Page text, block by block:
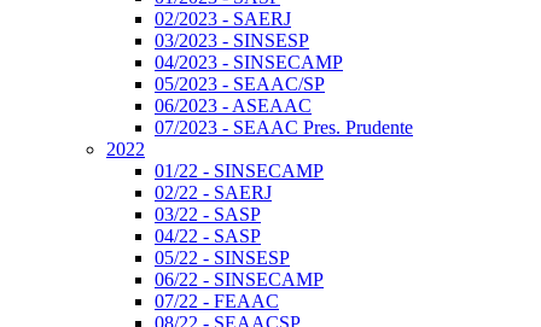
02/2023 - SAERJ
03/2023 - SINSESP
04/2023 - SINSECAMP
05/2023 - SEAAC/SP
06/2023 - ASEAAC
07/2023 - SEAAC Pres. Prudente
2022
01/22 - SINSECAMP
02/22 - SAERJ
03/22 - SASP
04/22 - SASP
05/22 - SINSESP
06/22 - SINSECAMP
07/22 - FEAAC
08/22 - SEAACSP